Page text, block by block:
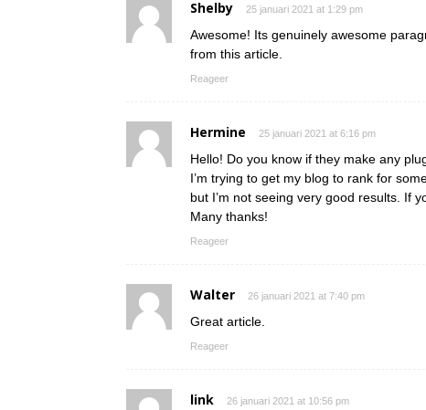
Shelby 25 januari 2021 at 1:29 pm
Awesome! Its genuinely awesome
from this article.
Reageer
Hermine 25 januari 2021 at 6:16 pm
Hello! Do you know if they make any
I’m trying to get my blog to rank for
but I’m not seeing very good results. If
Many thanks!
Reageer
Walter 26 januari 2021 at 7:40 pm
Great article.
Reageer
link 26 januari 2021 at 10:56 pm